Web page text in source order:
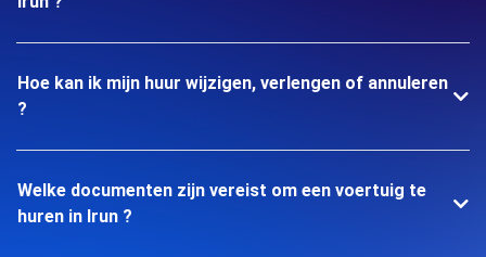
Hoe kan ik mijn huur wijzigen, verlengen of annuleren
?
Welke documenten zijn vereist om een voertuig te
huren in Irun ?